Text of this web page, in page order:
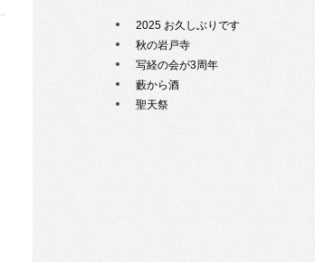
2025 お久しぶりです
秋の岩戸寺
写経の会が3周年
藪から酒
聖天祭